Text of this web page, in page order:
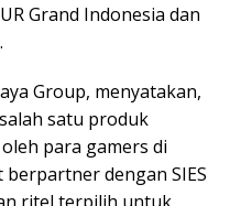
Grand Indonesia dan
Group, menyatakan,
satu produk
para gamers di
dengan SIES